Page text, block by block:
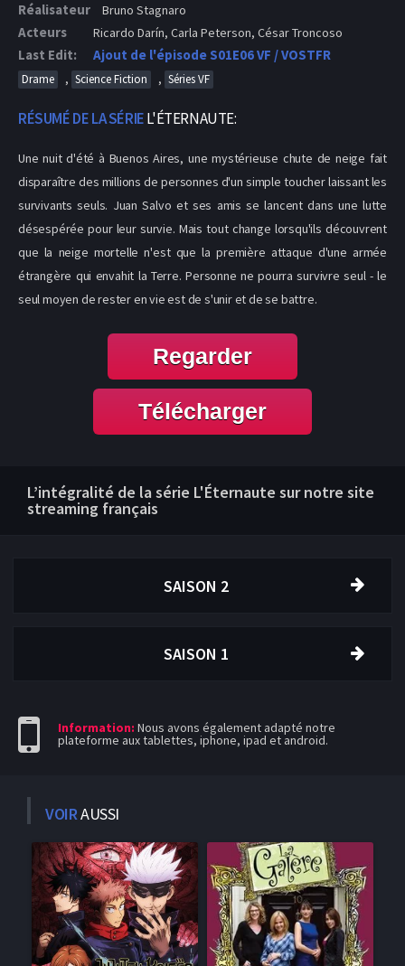
Réalisateur Bruno Stagnaro
Acteurs Ricardo Darín, Carla Peterson, César Troncoso
Last Edit: Ajout de l'épisode S01E06 VF / VOSTFR
Drame , Science Fiction , Séries VF
RÉSUMÉ DE LA SÉRIEL'ÉTERNAUTE:
Une nuit d'été à Buenos Aires, une mystérieuse chute de neige fait
disparaître des millions de personnes d'un simple toucher laissant les
survivants seuls. Juan Salvo et ses amis se lancent dans une lutte
désespérée pour leur survie. Mais tout change lorsqu'ils découvrent
que la neige mortelle n'est que la première attaque d'une armée
étrangère qui envahit la Terre. Personne ne pourra survivre seul - le
seul moyen de rester en vie est de s'unir et de se battre.
Regarder
Télécharger
L’intégralité de la série L'Éternaute sur notre site
streaming français
SAISON 2
SAISON 1
Information: Nous avons également adapté notre
plateforme aux tablettes, iphone, ipad et android.
VOIRAUSSI